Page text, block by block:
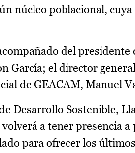
núcleo poblacional,
del
García; el director
de GEACAM, Manuel
Desarrollo Sostenible,
a tener presencia
para ofrecer los